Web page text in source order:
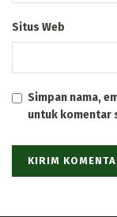
Situs Web
Simpan nama,
untuk komentar